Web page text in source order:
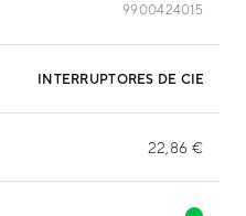
9900424015
INTERRUPTORES DE CIERRE
22,86 €